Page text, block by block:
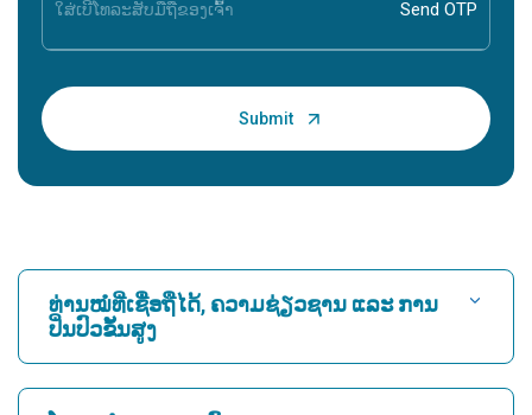
ທ່ານໝໍທີ່ເຊື່ອຖືໄດ້, ຄວາມຊ່ຽວຊານ ແລະ ການ
ປິ່ນປົວຂັ້ນສູງ
ຊອກຫາໂຮງ ໝໍ